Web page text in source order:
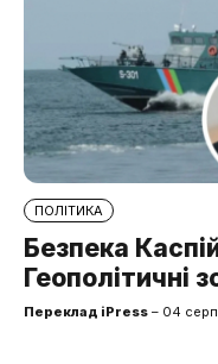
ПОЛІТИКА
Безпека
Геополітичні
Переклад iPress – 04